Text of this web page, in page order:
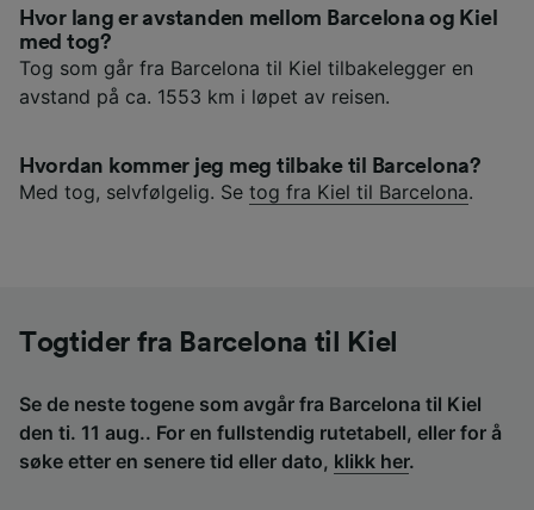
Hvor lang er avstanden mellom Barcelona og Kiel
med tog?
Tog som går fra Barcelona til Kiel tilbakelegger en
avstand på ca. 1553 km i løpet av reisen.
Hvordan kommer jeg meg tilbake til Barcelona?
Med tog, selvfølgelig. Se tog fra Kiel til Barcelona.
Togtider fra Barcelona til Kiel
Se de neste togene som avgår fra Barcelona til Kiel
den ti. 11 aug.. For en fullstendig rutetabell, eller for å
søke etter en senere tid eller dato, klikk her.